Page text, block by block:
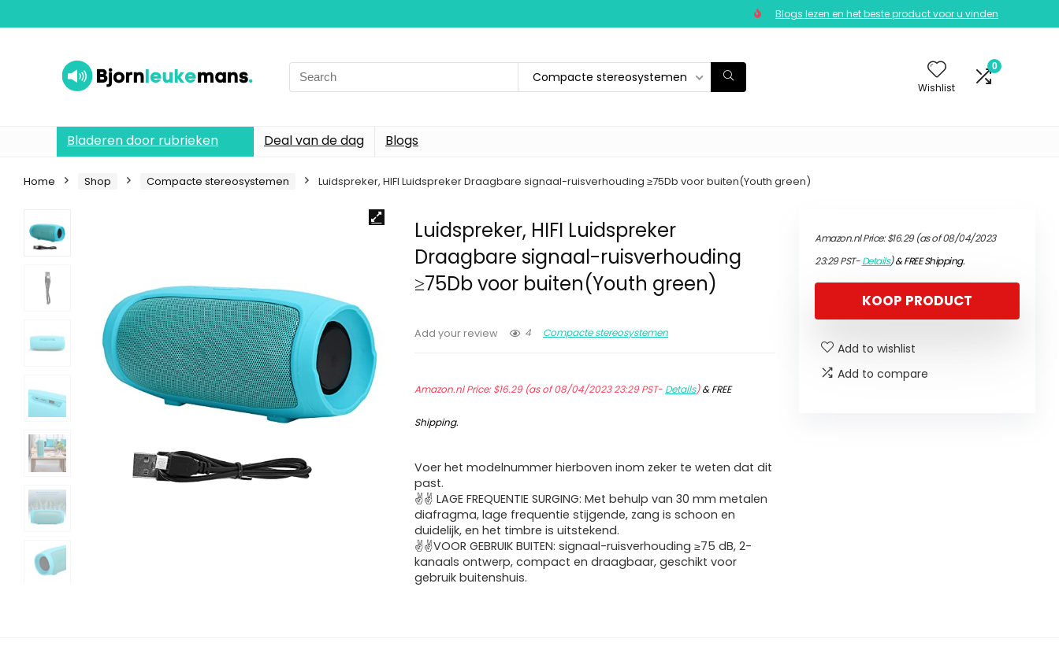
Blogs lezen en het beste product voor u vinden
Search
for:
Compacte stereosystemen
Wishlist
0
Bladeren door rubrieken Deal van de dag Blogs
Home Shop Compacte stereosystemen Luidspreker, HIFI Luidspreker Draagbare signaal-ruisverhouding ≥75Db voor buiten(Youth green)
Luidspreker, HIFI Luidspreker
Draagbare signaal-ruisverhouding
≥75Db voor buiten(Youth green)
Add your review 4 Compacte stereosystemen
Amazon.nl Price:$16.29(as of 08/04/2023 23:29 PST- Details)&FREE
Shipping.
Voer het modelnummer hierboven inom zeker te weten dat dit
past.
✌✌ LAGE FREQUENTIE SURGING: Met behulp van 30 mm metalen
diafragma, lage frequentie stijgende, zang is schoon en
duidelijk, en het timbre is uitstekend.
✌✌VOOR GEBRUIK BUITEN: signaal-ruisverhouding ≥75 dB, 2-
kanaals ontwerp, compact en draagbaar, geschikt voor
gebruik buitenshuis.
Amazon.nl Price:$16.29(as of 08/04/2023
23:29 PST-Details)&FREE Shipping.
KOOP PRODUCT
Add to wishlist
Add to compare